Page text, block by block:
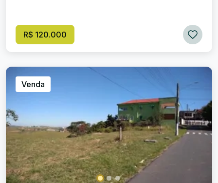
diferenciado. Venha conhecer! Valor R$ 120 MIL
OPORTUNIDADE! ligue: (24) 999554420 whatssap
R$ 120.000
Venda